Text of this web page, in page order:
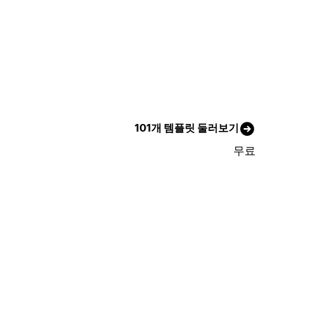
101개 템플릿 둘러보기
무료